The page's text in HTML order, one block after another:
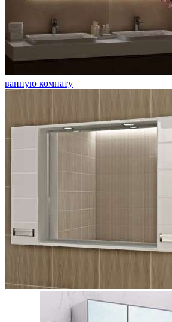
ванную комнату